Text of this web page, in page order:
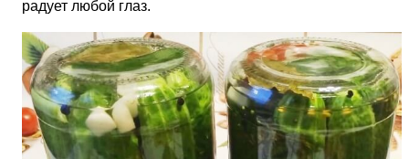
радует любой глаз.